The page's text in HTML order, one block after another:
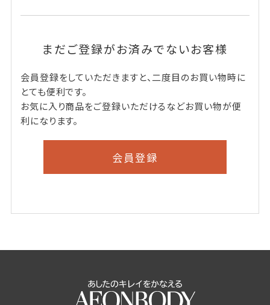
まだご登録がお済みでないお客様
会員登録をしていただきますと、二度目のお買い物時に
とても便利です。
お気に入り商品をご登録いただけるなどお買い物が便
利になります。
会員登録